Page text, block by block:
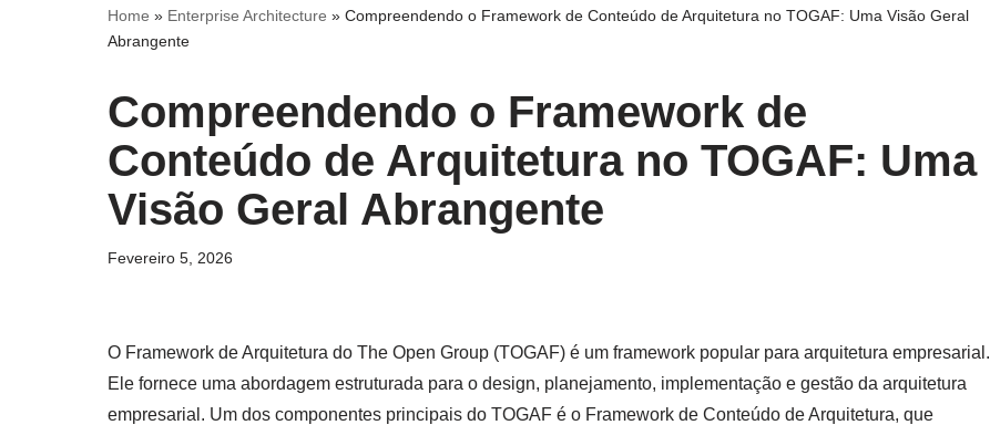
Home » Enterprise Architecture » Compreendendo o Framework de Conteúdo de Arquitetura no TOGAF: Uma Visão Geral
Abrangente
Compreendendo o Framework de
Conteúdo de Arquitetura no TOGAF: Uma
Visão Geral Abrangente
Fevereiro 5, 2026
O Framework de Arquitetura do The Open Group (TOGAF) é um framework popular para arquitetura empresarial.
Ele fornece uma abordagem estruturada para o design, planejamento, implementação e gestão da arquitetura
empresarial. Um dos componentes principais do TOGAF é o Framework de Conteúdo de Arquitetura, que